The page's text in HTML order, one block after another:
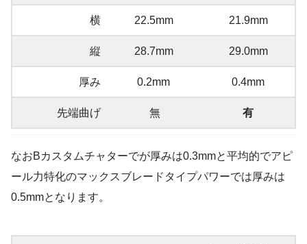
横 22.5mm 21.9mm
縦 28.7mm 29.0mm
厚み 0.2mm 0.4mm
先端曲げ 無 有
なおBカスタムチャターでが厚みは0.3mmと平均的でアピ
ール力特化のマックスブレードタイプパワーでは厚みは
0.5mmとなります。